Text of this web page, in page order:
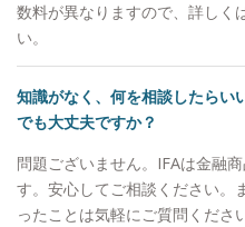
しかし一方で、本質的
修正され本質に戻ると
本質的継続的蓄積と、市
機能していきますと、5
れば長期的価値の蓄積
然な姿といえます。 ま
数料が異なりますので、詳しく
い。
知識がなく、何を相談したらい
でも大丈夫ですか？
問題ございません。IFAは金融
す。安心してご相談ください。
ったことは気軽にご質問ください